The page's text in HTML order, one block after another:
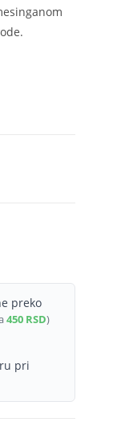
preko
450 RSD)
pri